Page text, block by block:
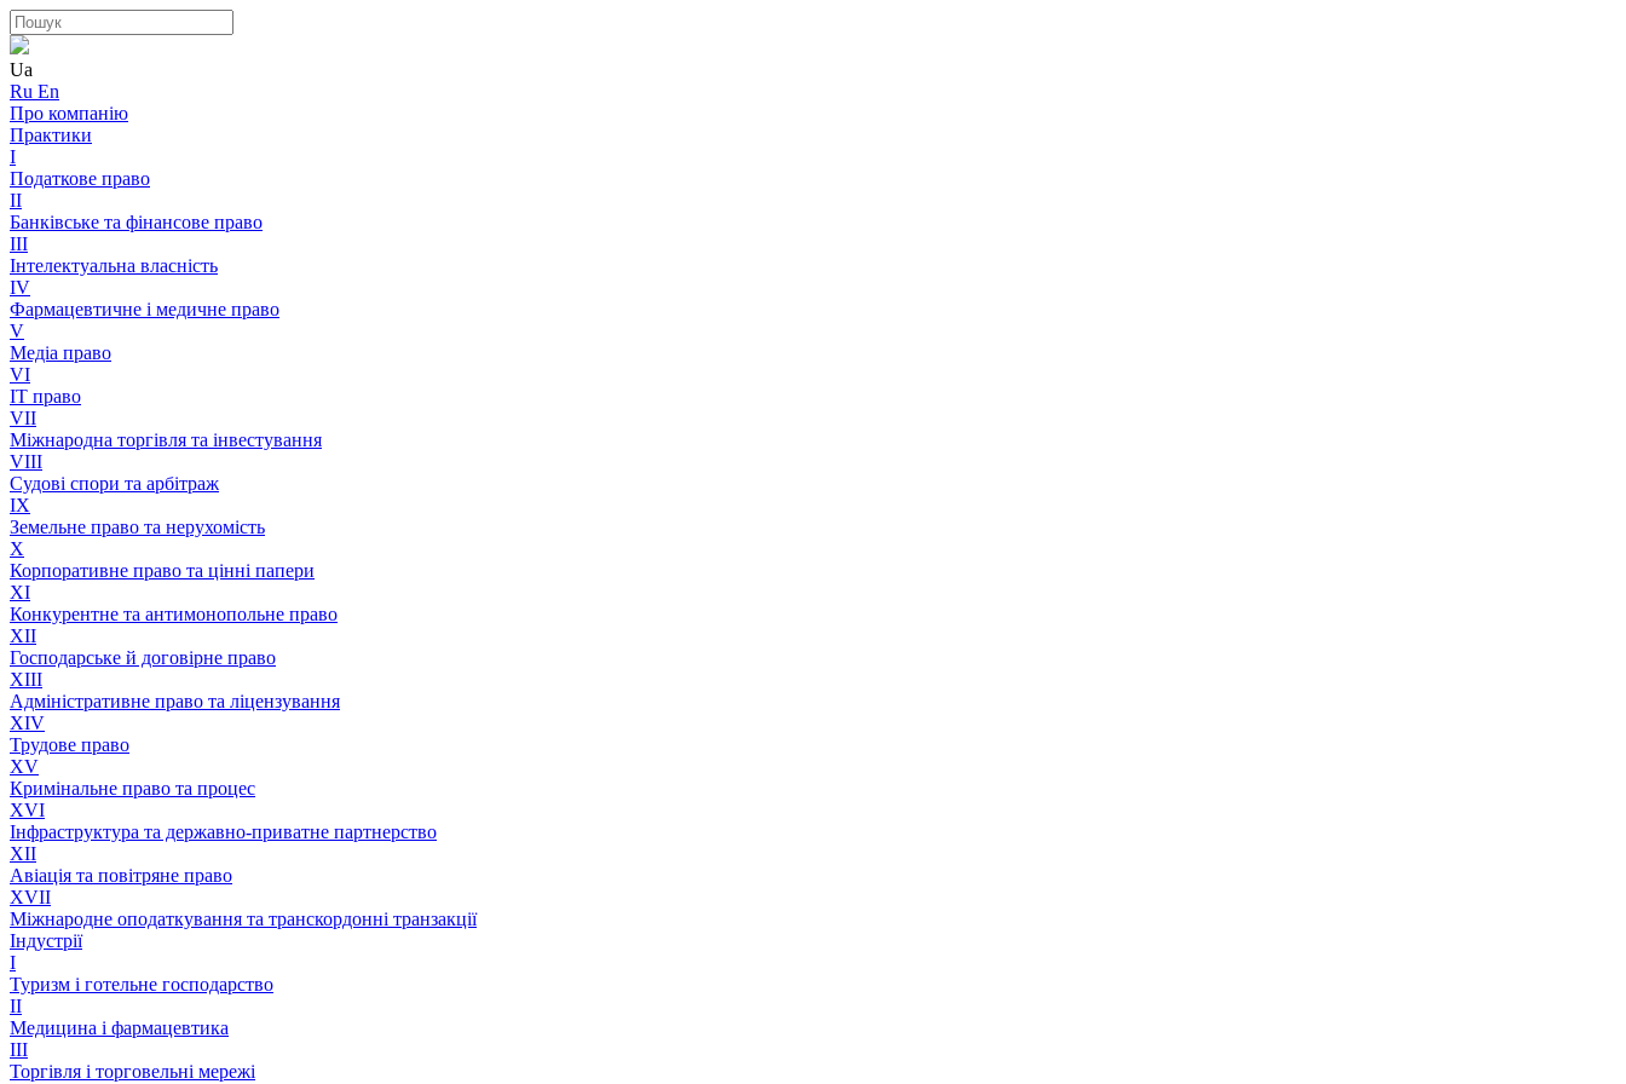
Ua
Ru En
Про компанію
Практики
I
Податкове право
II
Банківське та фінансове право
III
Інтелектуальна власність
IV
Фармацевтичне і медичне право
V
Медіа право
VI
IT право
VII
Міжнародна торгівля та інвестування
VIII
Судові спори та арбітраж
IX
Земельне право та нерухомість
X
Корпоративне право та цінні папери
XI
Конкурентне та антимонопольне право
XII
Господарське й договірне право
XIII
Адмiнiстративне право та лiцензування
XIV
Трудове право
XV
Кримінальне право та процес
XVI
Інфраструктура та державно-приватне партнерство
XII
Авіація та повітряне право
XVII
Міжнародне оподаткування та транскордонні транзакції
Індустрії
I
Туризм і готельне господарство
II
Медицина і фармацевтика
III
Торгівля і торговельні мережі